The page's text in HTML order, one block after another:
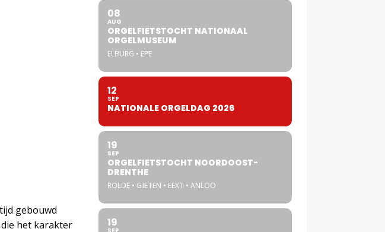
gebouwd
het karakter
08
AUG
ORGELFIETSTOCHT NATIONAAL
ORGELMUSEUM
ELBURG • EPE
12
SEP
NATIONALE ORGELDAG 2026
19
SEP
ORGELFIETSTOCHT NOORDOOST-
DRENTHE
ROLDE • GIETEN • EEXT • ANLOO
19